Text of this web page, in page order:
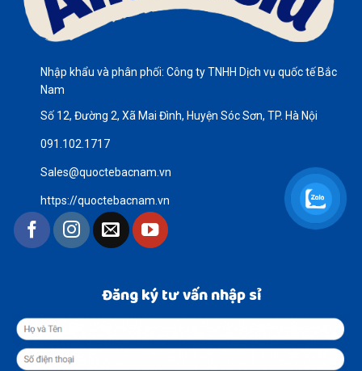
Nhập khẩu và phân phối: Công ty TNHH Dịch vụ quốc tế Bắc
Nam
Số 12, Đường 2, Xã Mai Đình, Huyện Sóc Sơn, TP. Hà Nội
091.102.1717
Sales@quoctebacnam.vn
https://quoctebacnam.vn
Đăng ký tư vấn nhập sỉ